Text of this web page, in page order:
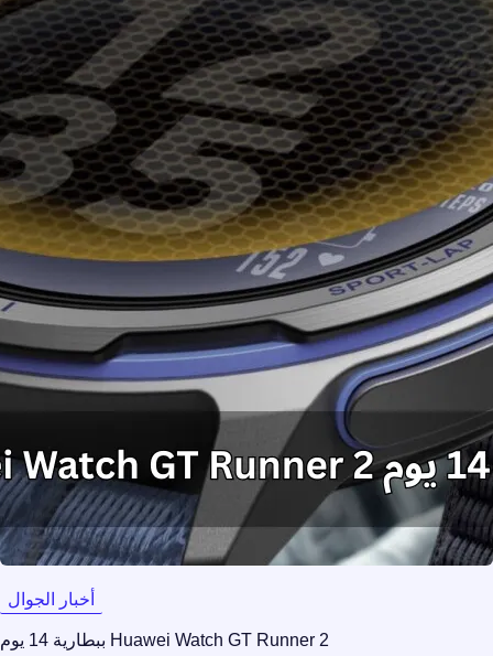
أخبار الجوال
Huawei Watch GT Runner 2 ببطارية 14 يوم